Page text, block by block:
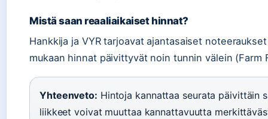
Mistä saan reaaliaikaiset hinnat?
Hankkija ja VYR tarjoavat ajantasaiset
mukaan hinnat päivittyvät noin tunnin välein (Farm
Yhteenveto: Hintoja kannattaa seurata päivittäin
liikkeet voivat muuttaa kannattavuutta